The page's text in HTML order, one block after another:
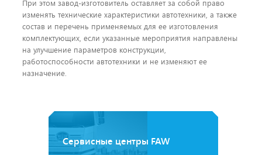
При этом завод-изготовитель оставляет за собой право
изменять технические характеристики автотехники, а также
состав и перечень применяемых для ее изготовления
комплектующих, если указанные мероприятия направлены
на улучшение параметров конструкции,
работоспособности автотехники и не изменяют ее
назначение.
Сервисные центры FAW